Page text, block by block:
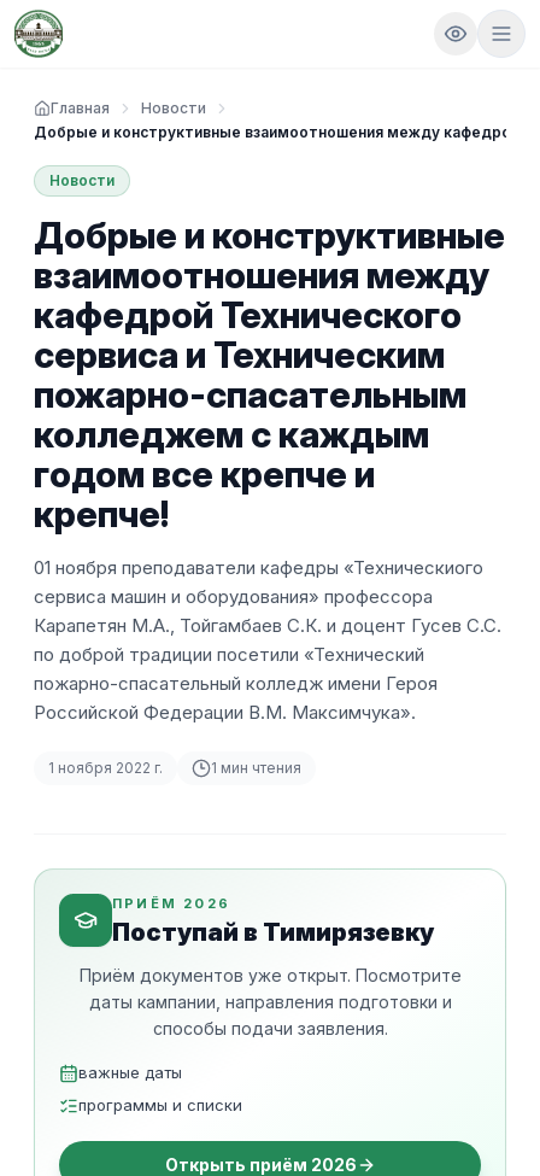
Главная
Новости
Добрые и конструктивные взаимоотношения между кафедрой
Новости
Добрые и конструктивные
взаимоотношения между
кафедрой Технического
сервиса и Техническим
пожарно-спасательным
колледжем с каждым
годом все крепче и
крепче!
01 ноября преподаватели кафедры «Техническиого
сервиса машин и оборудования» профессора
Карапетян М.А., Тойгамбаев С.К. и доцент Гусев С.С.
по доброй традиции посетили «Технический
пожарно-спасательный колледж имени Героя
Российской Федерации В.М. Максимчука».
1 ноября 2022 г. 1 мин чтения
ПРИЁМ 2026
Поступай в Тимирязевку
Приём документов уже открыт. Посмотрите
даты кампании, направления подготовки и
способы подачи заявления.
важные даты
программы и списки
Открыть приём 2026